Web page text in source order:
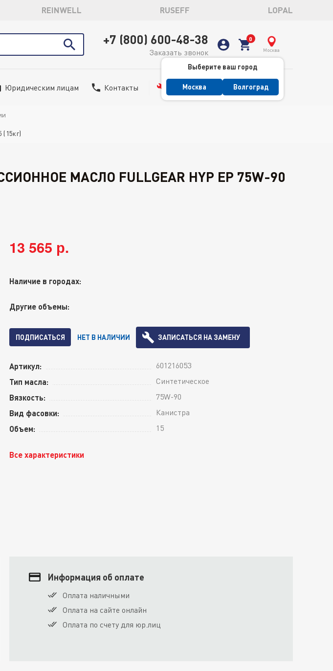
REINWELL RUSEFF LOPAL
+7 (800) 600-48-38
Заказать звонок Москва
Выберите ваш город
Москва Волгоград
Юридическим лицам Контакты Сервис
МАСЛО FULLGEAR HYP EP 75W-90
13 565 р.
Наличие в городах:
Другие объемы:
ПОДПИСАТЬСЯ НЕТ В НАЛИЧИИ ЗАПИСАТЬСЯ НА ЗАМЕНУ
Артикул: 601216053
Тип масла: Синтетическое
Вязкость: 75W-90
Вид фасовки: Канистра
Объем: 15
Все характеристики
Информация об оплате
Оплата наличными
Оплата на сайте онлайн
Оплата по счету для юр.лиц